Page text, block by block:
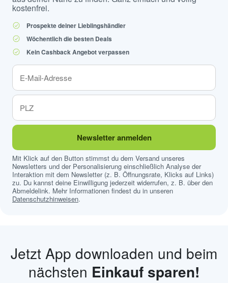
kostenfrei.
Prospekte deiner Lieblingshändler
Wöchentlich die besten Deals
Kein Cashback Angebot verpassen
Newsletter anmelden
Mit Klick auf den Button stimmst du dem Versand unseres
Newsletters und der Personalisierung einschließlich Analyse der
Interaktion mit dem Newsletter (z. B. Öffnungsrate, Klicks auf Links)
zu. Du kannst deine Einwilligung jederzeit widerrufen, z. B. über den
Abmeldelink. Mehr Informationen findest du in unseren
Datenschutzhinweisen.
Jetzt App downloaden und beim
nächsten Einkauf sparen!